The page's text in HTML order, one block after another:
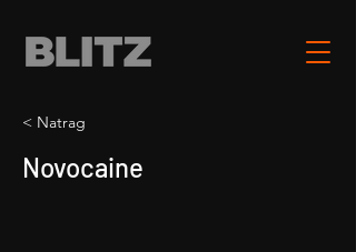
< Natrag
Novocaine